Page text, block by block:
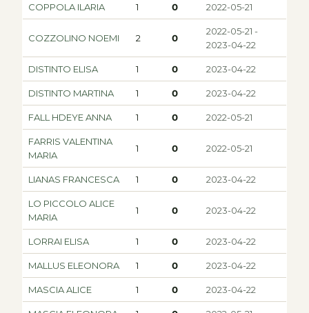
COPPOLA ILARIA 1 0 2022-05-21
COZZOLINO NOEMI 2 0
2022-05-21 -
2023-04-22
DISTINTO ELISA 1 0 2023-04-22
DISTINTO MARTINA 1 0 2023-04-22
FALL HDEYE ANNA 1 0 2022-05-21
FARRIS VALENTINA
MARIA
1 0 2022-05-21
LIANAS FRANCESCA 1 0 2023-04-22
LO PICCOLO ALICE
MARIA
1 0 2023-04-22
LORRAI ELISA 1 0 2023-04-22
MALLUS ELEONORA 1 0 2023-04-22
MASCIA ALICE 1 0 2023-04-22